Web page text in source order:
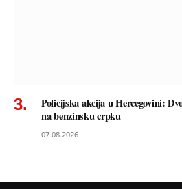
Policijska akcija u Hercegovini:
na benzinsku crpku
07.08.2026